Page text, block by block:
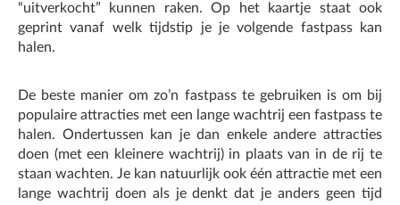
“uitverkocht” kunnen raken. Op het kaartje staat ook
geprint vanaf welk tijdstip je je volgende fastpass kan
halen.
De beste manier om zo’n fastpass te gebruiken is om bij
populaire attracties met een lange wachtrij een fastpass te
halen. Ondertussen kan je dan enkele andere attracties
doen (met een kleinere wachtrij) in plaats van in de rij te
staan wachten. Je kan natuurlijk ook één attractie met een
lange wachtrij doen als je denkt dat je anders geen tijd